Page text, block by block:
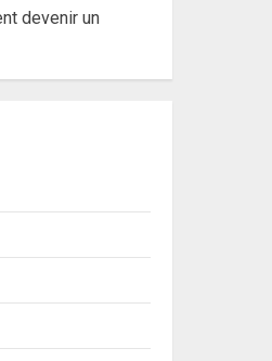
devenir un